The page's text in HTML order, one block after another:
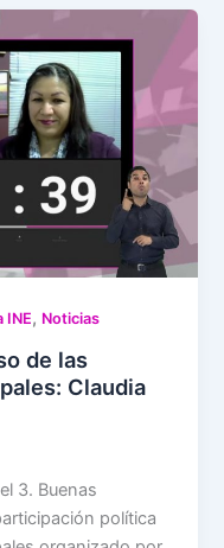
INE, Noticias
de las
Claudia
3. Buenas
política